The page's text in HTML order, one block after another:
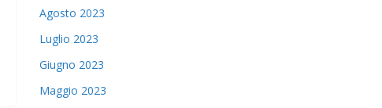
Agosto 2023
Luglio 2023
Giugno 2023
Maggio 2023